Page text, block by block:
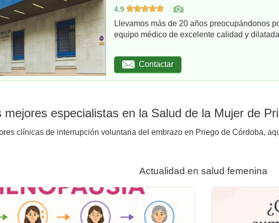
4,9
Llevamos más de 20 años preocupándonos
equipo médico de excelente calidad y
Contactar
mejores especialistas en la Salud de la Mujer de
clínicas de interrupción voluntaria del embrazo en Priego de Córdoba,
Actualidad en salud femenina